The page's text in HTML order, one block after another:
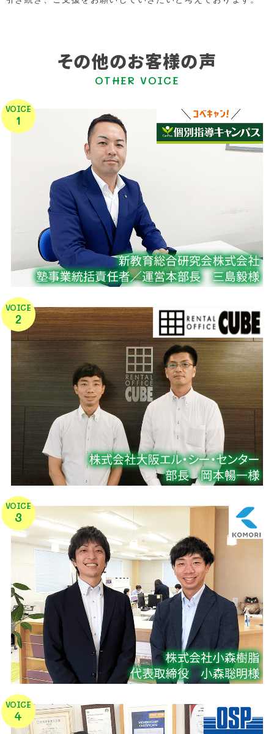
その他のお客様の声
OTHER VOICE
VOICE
1
VOICE
2
VOICE
3
VOICE
4